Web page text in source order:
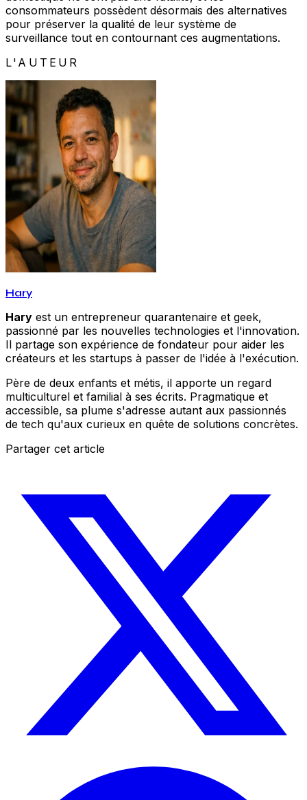
consommateurs possèdent désormais des alternatives
pour préserver la qualité de leur système de
surveillance tout en contournant ces augmentations.
L'AUTEUR
Hary
Hary est un entrepreneur quarantenaire et geek,
passionné par les nouvelles technologies et l'innovation.
Il partage son expérience de fondateur pour aider les
créateurs et les startups à passer de l'idée à l'exécution.
Père de deux enfants et métis, il apporte un regard
multiculturel et familial à ses écrits. Pragmatique et
accessible, sa plume s'adresse autant aux passionnés
de tech qu'aux curieux en quête de solutions concrètes.
Partager cet article